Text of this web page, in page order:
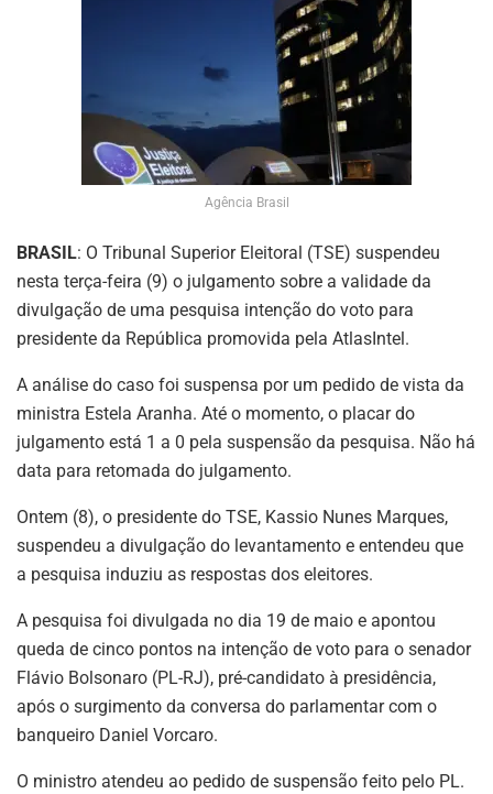
Agência Brasil
BRASIL: O Tribunal Superior Eleitoral (TSE) suspendeu
nesta terça-feira (9) o julgamento sobre a validade da
divulgação de uma pesquisa intenção do voto para
presidente da República promovida pela AtlasIntel.
A análise do caso foi suspensa por um pedido de vista da
ministra Estela Aranha. Até o momento, o placar do
julgamento está 1 a 0 pela suspensão da pesquisa. Não há
data para retomada do julgamento.
Ontem (8), o presidente do TSE, Kassio Nunes Marques,
suspendeu a divulgação do levantamento e entendeu que
a pesquisa induziu as respostas dos eleitores.
A pesquisa foi divulgada no dia 19 de maio e apontou
queda de cinco pontos na intenção de voto para o senador
Flávio Bolsonaro (PL-RJ), pré-candidato à presidência,
após o surgimento da conversa do parlamentar com o
banqueiro Daniel Vorcaro.
O ministro atendeu ao pedido de suspensão feito pelo PL.